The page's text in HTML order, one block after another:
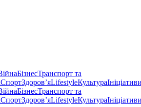
БізнесТранспорт та
СпортЗдоровʼяLifestyleКультура
БізнесТранспорт та
СпортЗдоровʼяLifestyleКультура